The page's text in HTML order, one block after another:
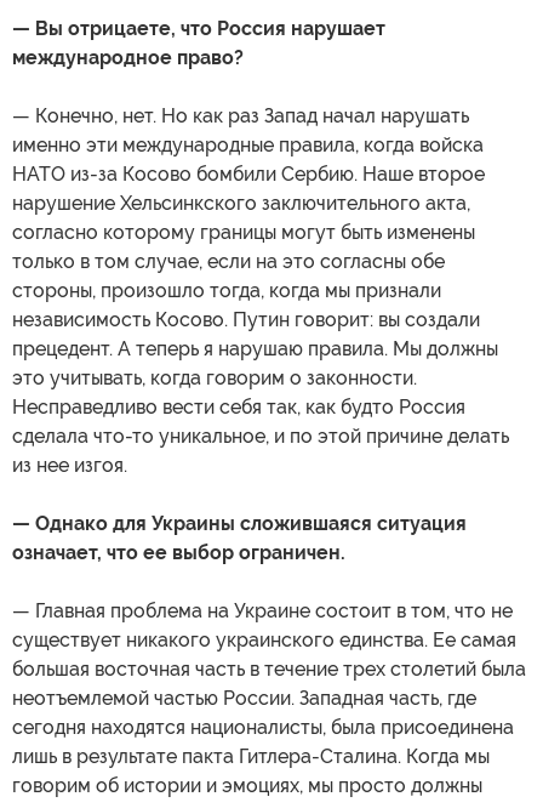
— Вы отрицаете, что Россия нарушает
международное право?
— Конечно, нет. Но как раз Запад начал нарушать
именно эти международные правила, когда войска
НАТО из-за Косово бомбили Сербию. Наше второе
нарушение Хельсинкского заключительного акта,
согласно которому границы могут быть изменены
только в том случае, если на это согласны обе
стороны, произошло тогда, когда мы признали
независимость Косово. Путин говорит: вы создали
прецедент. А теперь я нарушаю правила. Мы должны
это учитывать, когда говорим о законности.
Несправедливо вести себя так, как будто Россия
сделала что-то уникальное, и по этой причине делать
из нее изгоя.
— Однако для Украины сложившаяся ситуация
означает, что ее выбор ограничен.
— Главная проблема на Украине состоит в том, что не
существует никакого украинского единства. Ее самая
большая восточная часть в течение трех столетий была
неотъемлемой частью России. Западная часть, где
сегодня находятся националисты, была присоединена
лишь в результате пакта Гитлера-Сталина. Когда мы
говорим об истории и эмоциях, мы просто должны